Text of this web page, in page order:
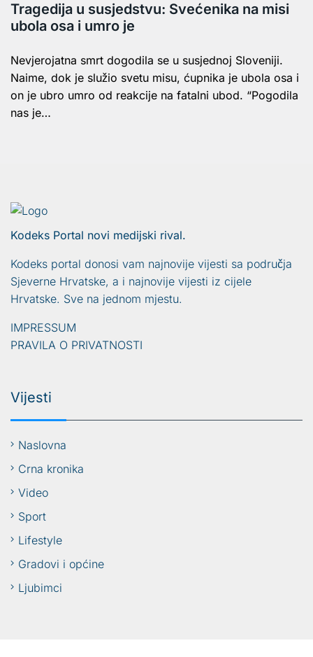
Tragedija u susjedstvu: Svećenika na misi
ubola osa i umro je
Nevjerojatna smrt dogodila se u susjednoj Sloveniji.
Naime, dok je služio svetu misu, ćupnika je ubola osa i
on je ubro umro od reakcije na fatalni ubod. “Pogodila
nas je…
Kodeks Portal novi medijski rival.
Kodeks portal donosi vam najnovije vijesti sa područja
Sjeverne Hrvatske, a i najnovije vijesti iz cijele
Hrvatske. Sve na jednom mjestu.
IMPRESSUM
PRAVILA O PRIVATNOSTI
Vijesti
Naslovna
Crna kronika
Video
Sport
Lifestyle
Gradovi i općine
Ljubimci